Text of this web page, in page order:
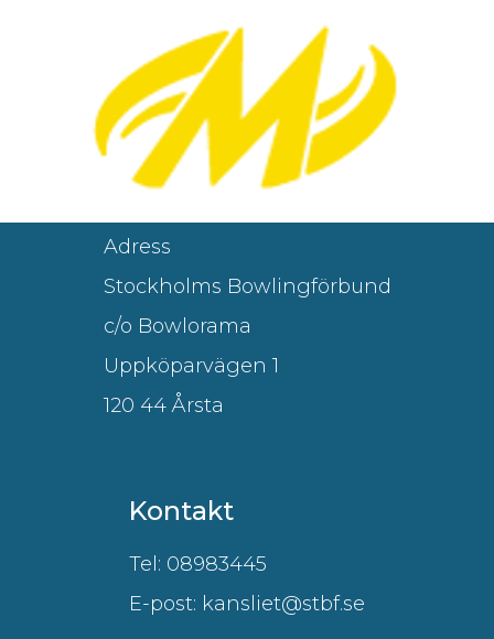
Adress
Stockholms Bowlingförbund
c/o Bowlorama
Uppköparvägen 1
120 44 Årsta
Kontakt
Tel: 08983445
E-post: kansliet@stbf.se